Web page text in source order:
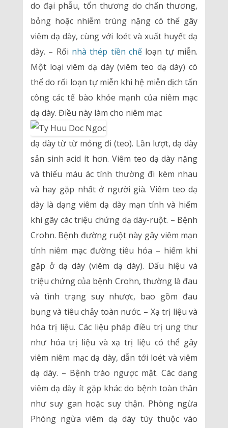
do đại phẫu, tổn thương do chấn thương,
bỏng hoặc nhiễm trùng nặng có thể gây
viêm dạ dày, cùng với loét và xuất huyết dạ
dày. – Rối nhà thép tiền chế loạn tự miễn.
Một loại viêm dạ dày (viêm teo dạ dày) có
thể do rối loạn tự miễn khi hệ miễn dịch tấn
công các tế bào khỏe mạnh của niêm mạc
dạ dày. Điều này làm cho niêm mạc
dạ dày từ từ mỏng đi (teo). Lần lượt, dạ dày
sản sinh acid ít hơn. Viêm teo dạ dày nặng
và thiếu máu ác tính thường đi kèm nhau
và hay gặp nhất ở người già. Viêm teo dạ
dày là dạng viêm dạ dày mạn tính và hiếm
khi gây các triệu chứng dạ dày-ruột. – Bệnh
Crohn. Bệnh đường ruột này gây viêm mạn
tính niêm mạc đường tiêu hóa – hiếm khi
gặp ở dạ dày (viêm dạ dày). Dấu hiệu và
triệu chứng của bệnh Crohn, thường là đau
và tình trạng suy nhược, bao gồm đau
bụng và tiêu chảy toàn nước. – Xạ trị liệu và
hóa trị liệu. Các liệu pháp điều trị ung thư
như hóa trị liệu và xạ trị liệu có thể gây
viêm niêm mạc dạ dày, dẫn tới loét và viêm
dạ dày. – Bệnh trào ngược mật. Các dạng
viêm dạ dày ít gặp khác do bệnh toàn thân
như suy gan hoặc suy thận. Phòng ngừa
Phòng ngừa viêm dạ dày tùy thuộc vào